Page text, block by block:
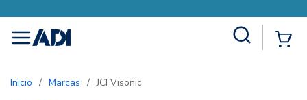
menu
Inicio / Marcas / JCI Visonic